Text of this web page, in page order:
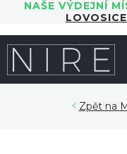
NAŠE VÝDEJNÍ
LOVOSICE